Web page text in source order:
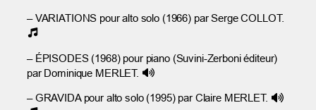
– VARIATIONS pour alto solo (1966) par Serge COLLOT.
– ÉPISODES (1968) pour piano (Suvini-Zerboni éditeur)
par Dominique MERLET.
– GRAVIDA pour alto solo (1995) par Claire MERLET.